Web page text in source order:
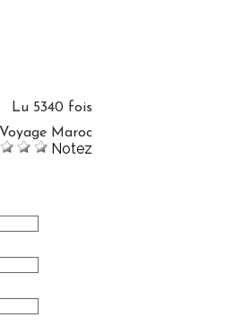
Lu 5340 fois
Voyage Maroc
Notez